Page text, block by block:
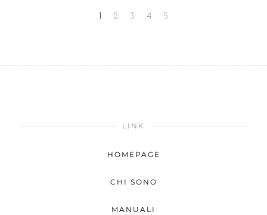
1 2 3 4 5
LINK
HOMEPAGE
CHI SONO
MANUALI